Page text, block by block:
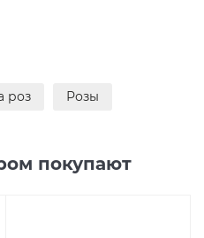
роз Розы
покупают